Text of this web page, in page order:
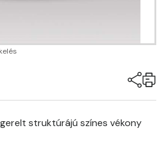
struktúrájú színes vékony